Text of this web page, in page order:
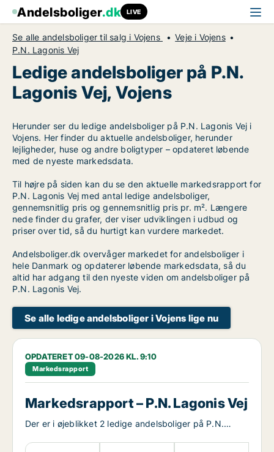
Andelsboliger.dk LIVE
Se alle andelsboliger til salg i Vojens
Veje i Vojens
P.N. Lagonis Vej
Ledige andelsboliger på P.N.
Lagonis Vej, Vojens
Herunder ser du ledige andelsboliger på P.N. Lagonis Vej i
Vojens. Her finder du aktuelle andelsboliger, herunder
lejligheder, huse og andre boligtyper – opdateret løbende
med de nyeste markedsdata.
Til højre på siden kan du se den aktuelle markedsrapport for
P.N. Lagonis Vej med antal ledige andelsboliger,
gennemsnitlig pris og gennemsnitlig pris pr. m². Længere
nede finder du grafer, der viser udviklingen i udbud og
priser over tid, så du hurtigt kan vurdere markedet.
Andelsboliger.dk overvåger markedet for andelsboliger i
hele Danmark og opdaterer løbende markedsdata, så du
altid har adgang til den nyeste viden om andelsboliger på
P.N. Lagonis Vej.
Se alle ledige andelsboliger i Vojens lige nu
OPDATERET 09-08-2026 KL. 9:10
Markedsrapport
Markedsrapport – P.N. Lagonis Vej
Der er i øjeblikket 2 ledige andelsboliger på P.N.